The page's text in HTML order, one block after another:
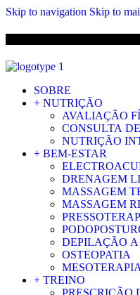
Skip to navigation Skip to
SOBRE
+ NUTRIÇÃO
AVALIAÇÃO
CONSULTA
NUTRIÇÃO
+ BEM-ESTAR
DRENAGEM
MASSAGEM
MASSAGEM
DEPILAÇÃO A
OSTEOPATIA
+ TREINO